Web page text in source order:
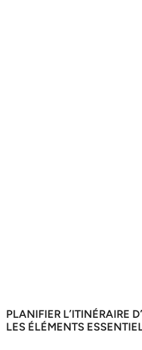
PLANIFIER L’ITINÉRAIRE
LES ÉLÉMENTS